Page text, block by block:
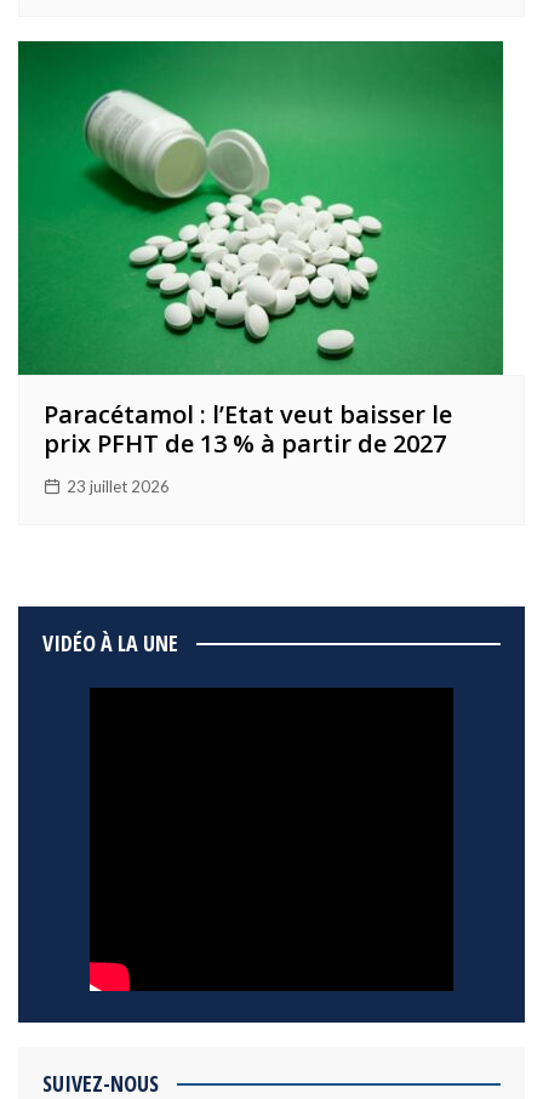
Paracétamol : l’Etat veut baisser le
prix PFHT de 13 % à partir de 2027
23 juillet 2026
VIDÉO À LA UNE
SUIVEZ-NOUS